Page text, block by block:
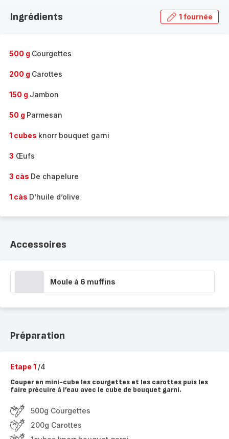
gamme
Ingrédients 1 fournée
500 g Courgettes
200 g Carottes
150 g Jambon
50 g Parmesan
1 cubes knorr bouquet garni
3 Œufs
3 càs De chapelure
1 càs D’huile d’olive
Accessoires
Moule à 6 muffins
Préparation
Etape 1 /4
Couper en mini-cube les courgettes et les carottes puis les
faire précuire à l’eau avec le cube de bouquet garni.
500g Courgettes
200g Carottes